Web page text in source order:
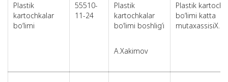
Plastik
kartochkalar
bo‘limi
55510-
11-24
Plastik
kartochkalar
bo‘limi boshlig‘i
A.Xakimov
Plastik
bo‘limi katta